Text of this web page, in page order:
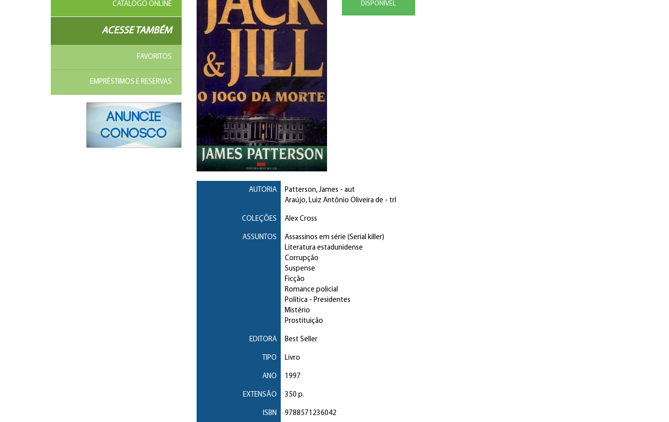
CATÁLOGO ONLINE
ACESSE TAMBÉM
FAVORITOS
EMPRÉSTIMOS E RESERVAS
DISPONÍVEL
AUTORIA Patterson, James - aut
Araújo, Luiz Antônio Oliveira de - trl
COLEÇÕES Alex Cross
ASSUNTOS
Assassinos em série (Serial killer)
Literatura estadunidense
Corrupção
Suspense
Ficção
Romance policial
Política- Presidentes
Mistério
Prostituição
EDITORA Best Seller
TIPO Livro
ANO 1997
EXTENSÃO 350 p.
ISBN 9788571236042